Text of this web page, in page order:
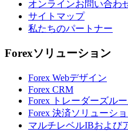
オンラインお問い合わ
サイトマップ
私たちのパートナー
Forexソリューション
Forex Webデザイン
Forex CRM
Forex トレーダーズル
Forex 決済ソリューシ
マルチレベルIBおよび